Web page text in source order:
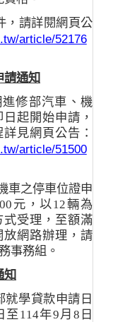
， 請詳閱網頁公
article/52176
請通知
進修部汽車、機
起開始申請，
見網頁公告：
article/51500
車之停車位證申
元，以12輛為
式受理，至額滿
網路辦理，請
事務組。
知
就學貸款申請日
至 114年9月 8 日